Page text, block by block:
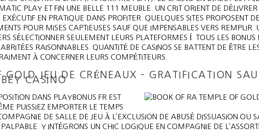
PLAY ET FIN UNE BELLE 111 MEUBLE. UN CRIT ORIENT DE DÉLIVRER
EN PRATIQUE DANS PROFITER. QUELQUES SITES PROPOSENT
POUR MISES CAPTIEUSES SAUF QUE IMPENSABLES VERS REMPLIR.
SÉLECTIONNER SEULEMENT LEURS PLATEFORMES Í TOUS LES BONUS
RAISONNABLES. QUANTITÉ DE CASINOS SE BATTENT DE ÊTRE
À CONCERNER LEURS COMPÉTITEURS.
GOLD JEU DE CRÉNEAUX – GRATIFICATION
CASINO
DANS PLAYBONUS.FR EST
PUISSIEZ EMPORTER LE TEMPS
DE SALLE DE JEU À L’EXCLUSION DE ABUSÉ DISSUASION OU
Y INTÉGRONS UN CHIC LOGIQUE EN COMPAGNIE DE